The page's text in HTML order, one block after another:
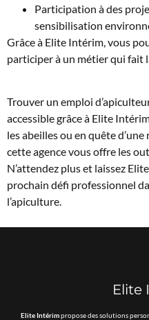
Participation à des
sensibilisation
Grâce à Elite Intérim, vous
participer à un métier qui fait
Trouver un emploi
accessible grâce à Elite
les abeilles ou en quête
cette agence vous offre les
N’attendez plus et laissez
prochain défi professionnel
l’apiculture.
Elite
Elite Intérimpropose des solutions